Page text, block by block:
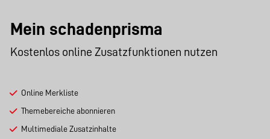
Mein schadenprisma
Kostenlos online Zusatzfunktionen nutzen
Online Merkliste
Themebereiche abonnieren
Multimediale Zusatzinhalte